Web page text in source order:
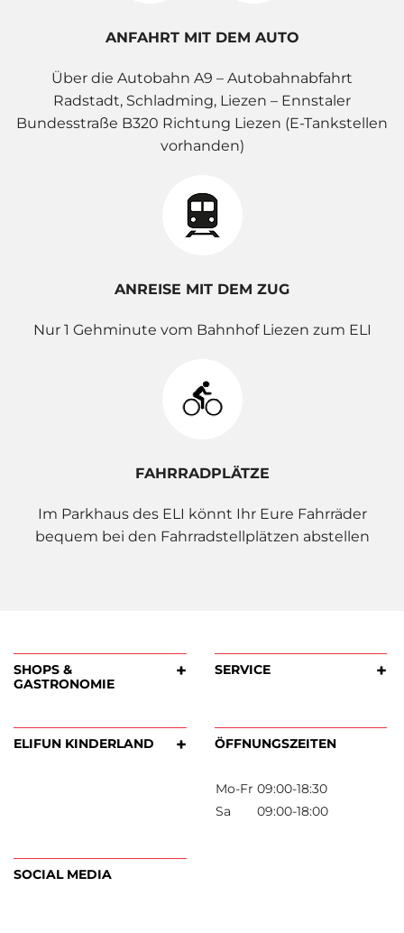
ANFAHRT MIT DEM AUTO
Über die Autobahn A9 – Autobahnabfahrt
Radstadt, Schladming, Liezen – Ennstaler
Bundesstraße B320 Richtung Liezen (E-Tankstellen
vorhanden)
ANREISE MIT DEM ZUG
Nur 1 Gehminute vom Bahnhof Liezen zum ELI
FAHRRADPLÄTZE
Im Parkhaus des ELI könnt Ihr Eure Fahrräder
bequem bei den Fahrradstellplätzen abstellen